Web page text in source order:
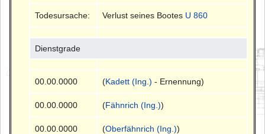
Todesursache: Verlust seines Bootes U 860
Dienstgrade
00.00.0000 (Kadett (Ing.) - Ernennung)
00.00.0000 (Fähnrich (Ing.))
00.00.0000 (Oberfähnrich (Ing.))